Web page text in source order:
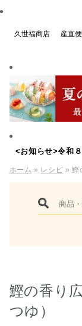
久世福商店 産直便
<お知らせ>令和
ホーム » レシピ » 鰹
鰹の香り
つゆ）